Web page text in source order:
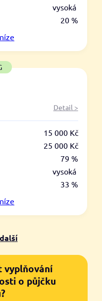
vysoká
20 %
Detail >
15 000 Kč
25 000 Kč
79 %
vysoká
33 %
vyplňování
o půjčku